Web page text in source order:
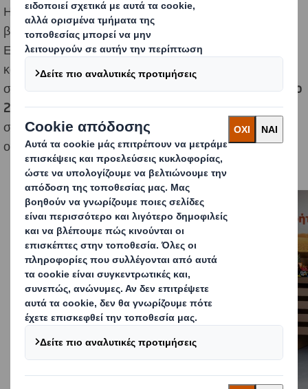
Η DS Smith Hellas,κορυφαίος κατασκευαστής λύσεων
βιώσιμης συσκευασίας από κυματοειδές χαρτόνι στην
Ελλάδα και μέλος τουΟμίλου International Paper,
κατέδειξε τον καταλυτικό ρόλο της βιώσιμης
συσκευασίας με τη συμμετοχή της στη φετινήAgro Expo
2025και τη χορηγία του7oυ TrophyΤροφή Meet-Up
στην Ιεράπετρα σε συνεργασία με τον μη κερδοσκοπικό
οργανισμό Νέα Γεωργία Νέα Γενιά.